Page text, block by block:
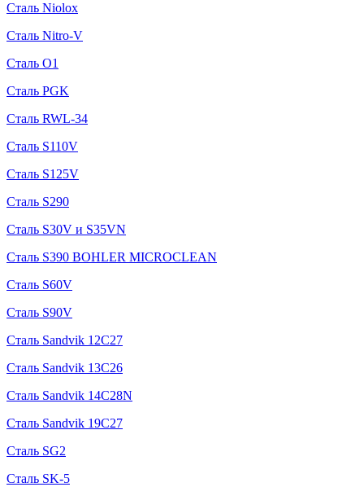
Сталь Niolox
Сталь Nitro-V
Сталь O1
Сталь PGK
Сталь RWL-34
Сталь S110V
Сталь S125V
Сталь S290
Сталь S30V и S35VN
Сталь S390 BOHLER MICROCLEAN
Сталь S60V
Сталь S90V
Сталь Sandvik 12C27
Сталь Sandvik 13C26
Сталь Sandvik 14C28N
Сталь Sandvik 19C27
Сталь SG2
Сталь SK-5